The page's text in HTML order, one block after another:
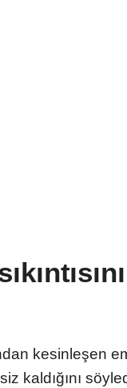
kesinleşen
kaldığını